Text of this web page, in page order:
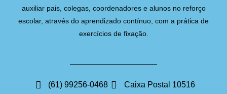
auxiliar pais, colegas, coordenadores e alunos no reforço
escolar, através do aprendizado contínuo, com a prática de
exercícios de fixação.
(61) 99256-0468
Caixa Postal 10516